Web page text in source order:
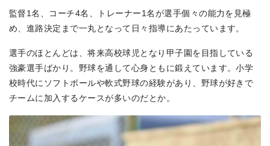
監督1名、コーチ4名、トレーナー1名が選手個々の能力を見極
め、進路決定まで一丸となって日々指導にあたっています。
選手のほとんどは、将来高校球児となり甲子園を目指している
強豪選手ばかり。野球を通して心身ともに鍛えています。小学
校時代にソフトボールや軟式野球の経験があり、野球が好きで
チームに加入するケースが多いのだとか。